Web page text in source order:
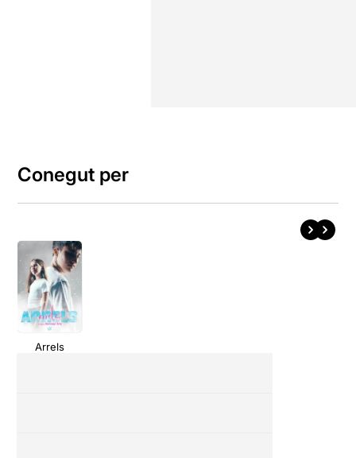
Conegut per
Arrels